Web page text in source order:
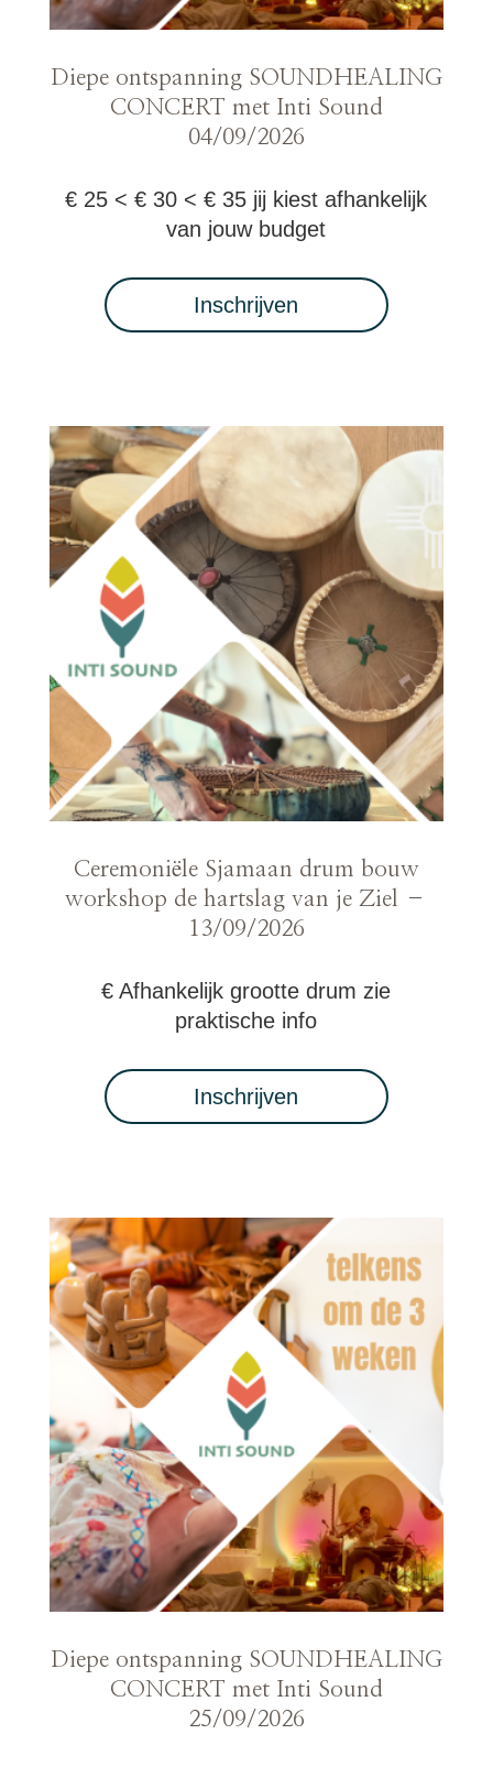
Diepe ontspanning SOUNDHEALING
CONCERT met Inti Sound
04/09/2026
€ 25 < € 30 < € 35 jij kiest afhankelijk
van jouw budget
Inschrijven
Ceremoniële Sjamaan drum bouw
workshop de hartslag van je Ziel –
13/09/2026
€ Afhankelijk grootte drum zie
praktische info
Inschrijven
Diepe ontspanning SOUNDHEALING
CONCERT met Inti Sound
25/09/2026